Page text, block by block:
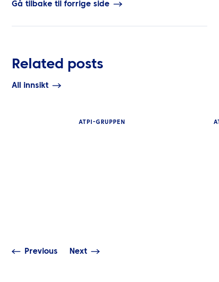
Gå tilbake til forrige side
Related posts
All innsikt
ATPI-GRUPPEN
Previous Next